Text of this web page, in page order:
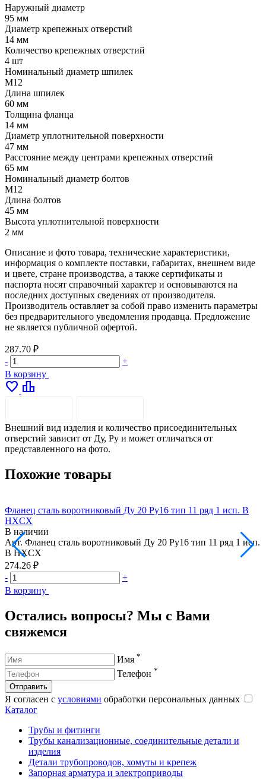
Наружный диаметр
95 мм
Диаметр крепежных отверстий
14 мм
Количество крепежных отверстий
4 шт
Номинальный диаметр шпилек
М12
Длина шпилек
60 мм
Толщина фланца
14 мм
Диаметр уплотнительной поверхности
47 мм
Расстояние между центрами крепежных отверстий
65 мм
Номинальный диаметр болтов
М12
Длина болтов
45 мм
Высота уплотнительной поверхности
2 мм
Описание и фото товара, технические характеристики,
информация о комплекте поставки, габаритах, внешнем виде
и цвете, стране производства, а также сертификаты и
паспорта носят справочный характер и основываются на
последних доступных сведениях от производителя.
Производитель оставляет за собой право изменить параметры
без предварительного уведомления продавца. Предложение
не является публичной офертой.
287.70 ₽
-
+
В корзину
favorite leaderboard
Внешний вид изделия и количество присоединительных
отверстий зависит от Ду, Ру и может отличаться от
представленного на фото.
Похожие товары
Фланец сталь воротниковый Ду 20 Ру16 тип 11 ряд 1 исп. B
HXCX
В наличии
Арт. Фланец сталь воротниковый Ду 20 Ру16 тип 11 ряд 1 исп.
B HXCX
274.26 ₽
-
+
В корзину
Остались вопросы? Мы с Вами
свяжемся
Имя *
Телефон *
Отправить
Я согласен с условиями обработки персональных данных
Каталог
Трубы и фитинги
Трубы канализационные, соединительные детали и
изделия
Детали трубопроводов, хомуты и крепеж
Запорная арматура и электроприводы